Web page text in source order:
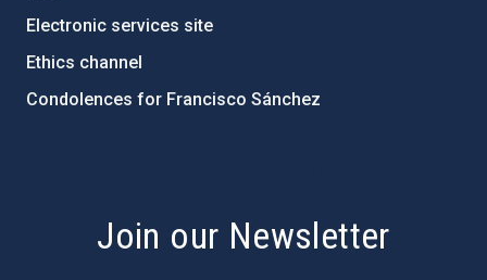
Electronic services site
Ethics channel
Condolences for Francisco Sánchez
Join our Newsletter